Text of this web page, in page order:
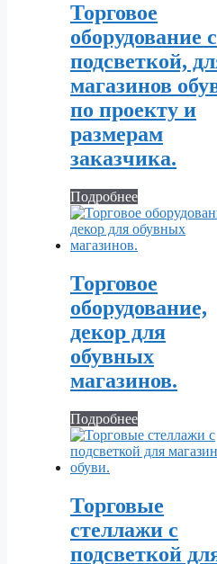
Торговое
оборудование с
подсветкой,
магазинов
по проекту и
размерам
заказчика.
Подробнее
Торговое
оборудование,
декор для
обувных
магазинов.
Подробнее
Торговые
стеллажи с
подсветкой